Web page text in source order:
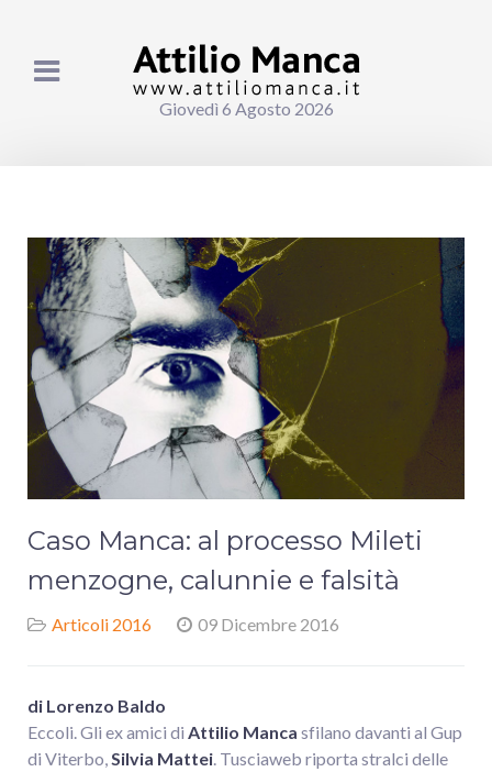
Giovedì 6 Agosto 2026
Caso Manca: al processo Mileti
menzogne, calunnie e falsità
Articoli 2016 09 Dicembre 2016
di Lorenzo Baldo
Eccoli. Gli ex amici di Attilio Manca sfilano davanti al Gup
di Viterbo, Silvia Mattei . Tusciaweb riporta stralci delle